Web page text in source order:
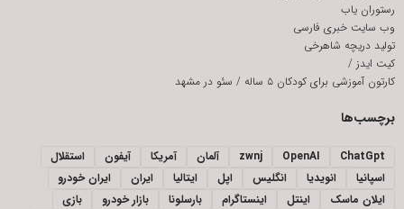
رستوران یاب
وب سایت خبری فارسی
تولید دریچه شاهرخی
کیت ایدز /
کارتون آموزشی برای کودکان ۵ ساله
/ سئو در مشهد
برچسب‌ها
ChatGpt
OpenAI
zwnj آلمان آمریکا آیفون
استقلال
اسپانیا
انویدیا انگلیس اپل ایتالیا ایران
ایران خودرو
ایلان ماسک
اینتل اینستاگرام بارسلونا بازار خودرو
بازی